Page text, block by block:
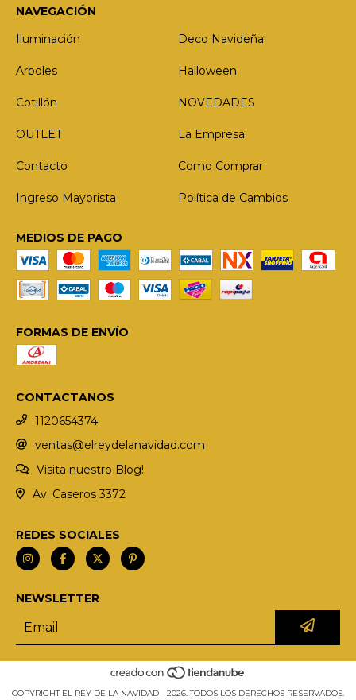
NAVEGACIÓN
Iluminación
Deco Navideña
Arboles Halloween
Cotillón NOVEDADES
OUTLET La Empresa
Contacto Como Comprar
Ingreso Mayorista Política de Cambios
MEDIOS DE PAGO
FORMAS DE ENVÍO
CONTACTANOS
1120654374
ventas@elreydelanavidad.com
Visita nuestro Blog!
Av. Caseros 3372
REDES SOCIALES
NEWSLETTER
COPYRIGHT EL REY DE LA NAVIDAD - 2026. TODOS LOS DERECHOS RESERVADOS.